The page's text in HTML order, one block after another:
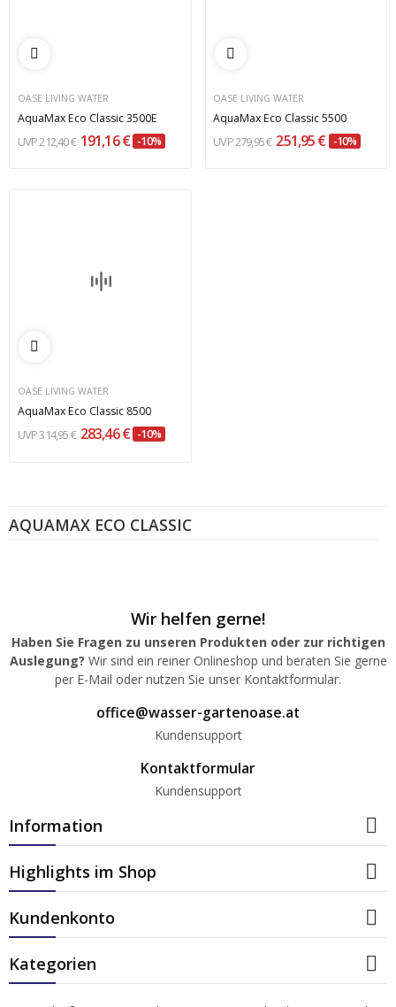
AQUAMAX ECO CLASSIC
OASE LIVING WATER
AquaMax Eco Classic 3500E
212,40 € 191,16 € -10%
OASE LIVING WATER
AquaMax Eco Classic 5500
279,95 € 251,95 € -10%
OASE LIVING WATER
AquaMax Eco Classic 8500
314,95 € 283,46 € -10%
Wir helfen gerne!
Haben Sie Fragen zu unseren Produkten oder zur richtigen
Auslegung? Wir sind ein reiner Onlineshop und beraten Sie gerne
per E-Mail oder nutzen Sie unser Kontaktformular.
office@wasser-gartenoase.at
Kundensupport
Kontaktformular
Kundensupport
Information 
Highlights im Shop 
Kundenkonto 
Kategorien 